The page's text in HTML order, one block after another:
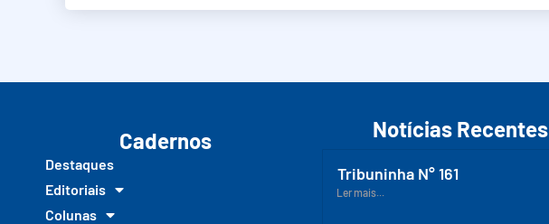
Cadernos
Destaques
Editoriais
Colunas
Notícias Recentes
Tribuninha N° 161
Ler mais...